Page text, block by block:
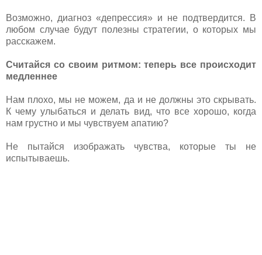
Возможно, диагноз «депрессия» и не подтвердится. В
любом случае будут полезны стратегии, о которых мы
расскажем.
Считайся со своим ритмом: теперь все происходит
медленнее
Нам плохо, мы не можем, да и не должны это скрывать.
К чему улыбаться и делать вид, что все хорошо, когда
нам грустно и мы чувствуем апатию?
Не пытайся изображать чувства, которые ты не
испытываешь.